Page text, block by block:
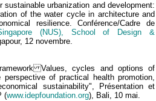
urbanization and development:
of the water cycle in architecture and
resilience. Conférence/Cadre de
(NUS), School of Design &
12 novembre.
Values, cycles and options of
of practical health promotion,
sustainability", Présentation et
(www.idepfoundation.org), Bali, 10 mai.